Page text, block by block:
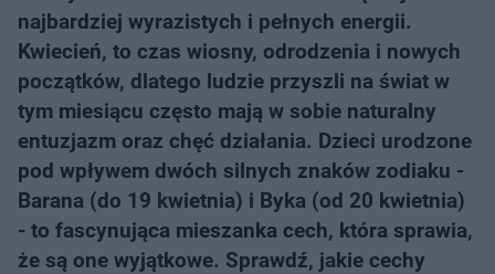
najbardziej wyrazistych i pełnych energii.
Kwiecień, to czas wiosny, odrodzenia i nowych
początków, dlatego ludzie przyszli na świat w
tym miesiącu często mają w sobie naturalny
entuzjazm oraz chęć działania. Dzieci urodzone
pod wpływem dwóch silnych znaków zodiaku -
Barana (do 19 kwietnia) i Byka (od 20 kwietnia)
- to fascynująca mieszanka cech, która sprawia,
że są one wyjątkowe. Sprawdź, jakie cechy